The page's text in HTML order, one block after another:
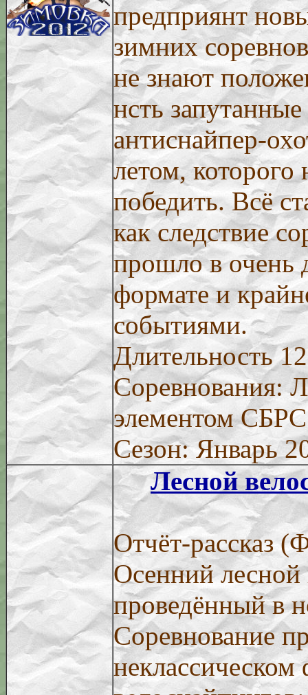
предприянт
зимних
не знают
нсть
антиснайпер-
летом,
победить. Всё
как следствие
прошло в очень
формате и
событиями.
Длительность
Соревнования:
элементом
Сезон: Январь
Лесной
Отчёт-рассказ
Осенний лесной
проведённый в
Соревнование